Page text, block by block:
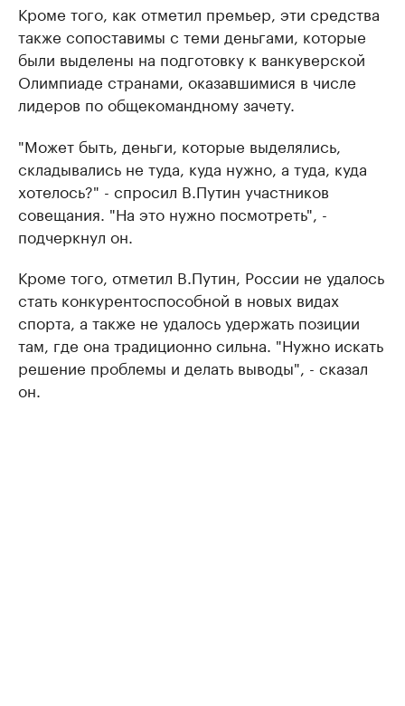
Кроме того, как отметил премьер, эти средства
также сопоставимы с теми деньгами, которые
были выделены на подготовку к ванкуверской
Олимпиаде странами, оказавшимися в числе
лидеров по общекомандному зачету.
"Может быть, деньги, которые выделялись,
складывались не туда, куда нужно, а туда, куда
хотелось?" - спросил В.Путин участников
совещания. "На это нужно посмотреть", -
подчеркнул он.
Кроме того, отметил В.Путин, России не удалось
стать конкурентоспособной в новых видах
спорта, а также не удалось удержать позиции
там, где она традиционно сильна. "Нужно искать
решение проблемы и делать выводы", - сказал
он.